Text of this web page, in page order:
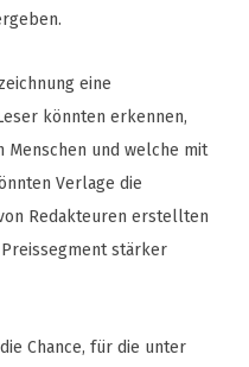
eine
könnten erkennen,
und welche mit
Verlage die
Redakteuren erstellten
stärker
Chance, für die unter